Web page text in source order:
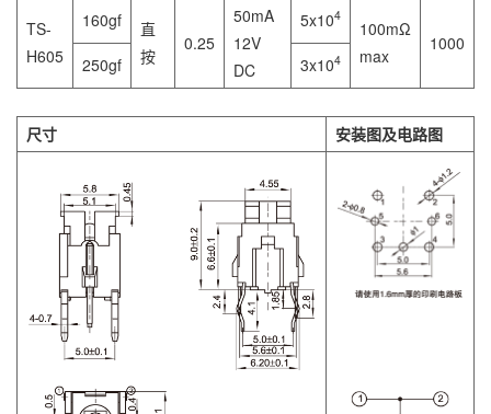
TS-
H605
160gf
直
按
0.25
50mA
12V
DC
5x104
100mΩ
max
1000
250gf
3x104
尺寸 安装图及电路图